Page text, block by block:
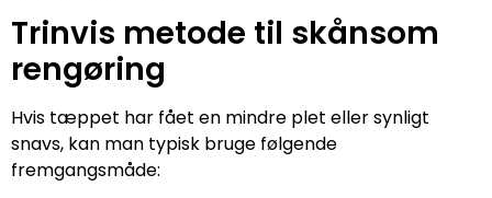
Trinvis metode til skånsom
rengøring
Hvis tæppet har fået en mindre plet eller synligt
snavs, kan man typisk bruge følgende
fremgangsmåde: